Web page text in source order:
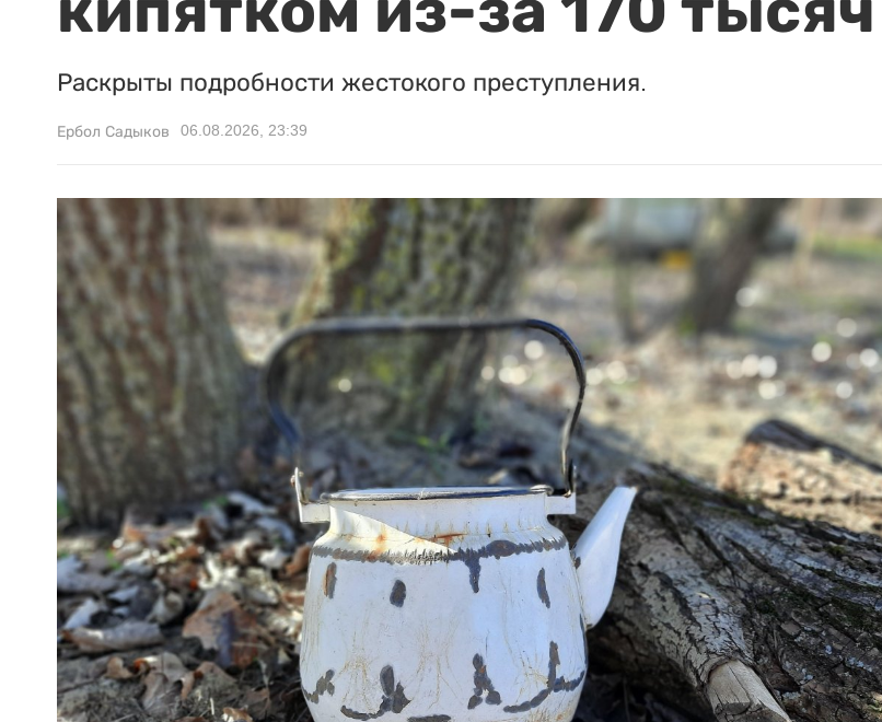
Раскрыты подробности жестокого преступления.
Ербол Садыков 06.08.2026, 23:39